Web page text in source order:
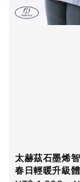
太赫茲石墨烯智
春日輕暖升級